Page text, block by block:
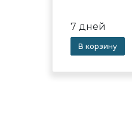
7 дней
В корзину